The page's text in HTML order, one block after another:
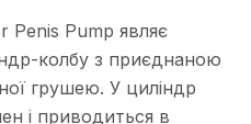
Penis Pump являє
колбу з приєднаною
грушею. У циліндр
і приводиться в